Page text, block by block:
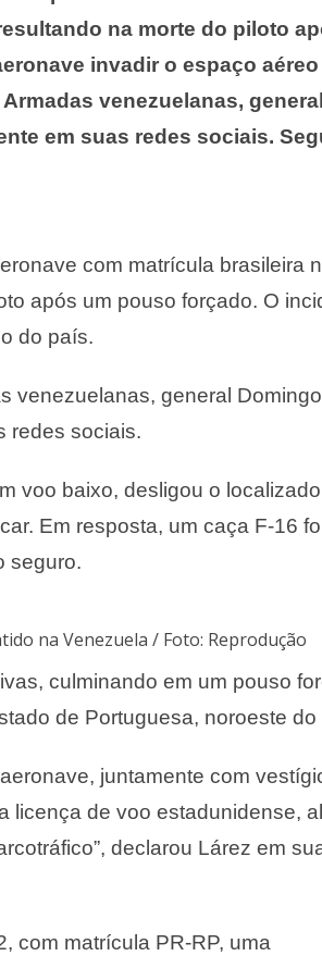
na morte do piloto
invadir o espaço
venezuelanas, general
em suas redes sociais.
com matrícula brasileira
após um pouso forçado. O
do país.
venezuelanas, general Domingo
redes sociais.
voo baixo, desligou o
Em resposta, um caça F-16
seguro.
na Venezuela / Foto: Reprodução
culminando em um pouso
de Portuguesa, noroeste do
juntamente com
licença de voo estadunidense,
declarou Lárez em
com matrícula PR-RP, uma